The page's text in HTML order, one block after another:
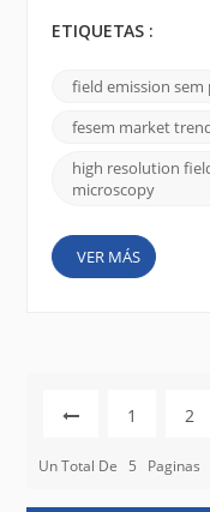
avances en la
industrias exigen
la MEB-EC se
principal para la
ETIQUETAS :
field emission sem
fesem market
high resolution
microscopy
VER MÁS
1 2
Un Total De 5 Paginas